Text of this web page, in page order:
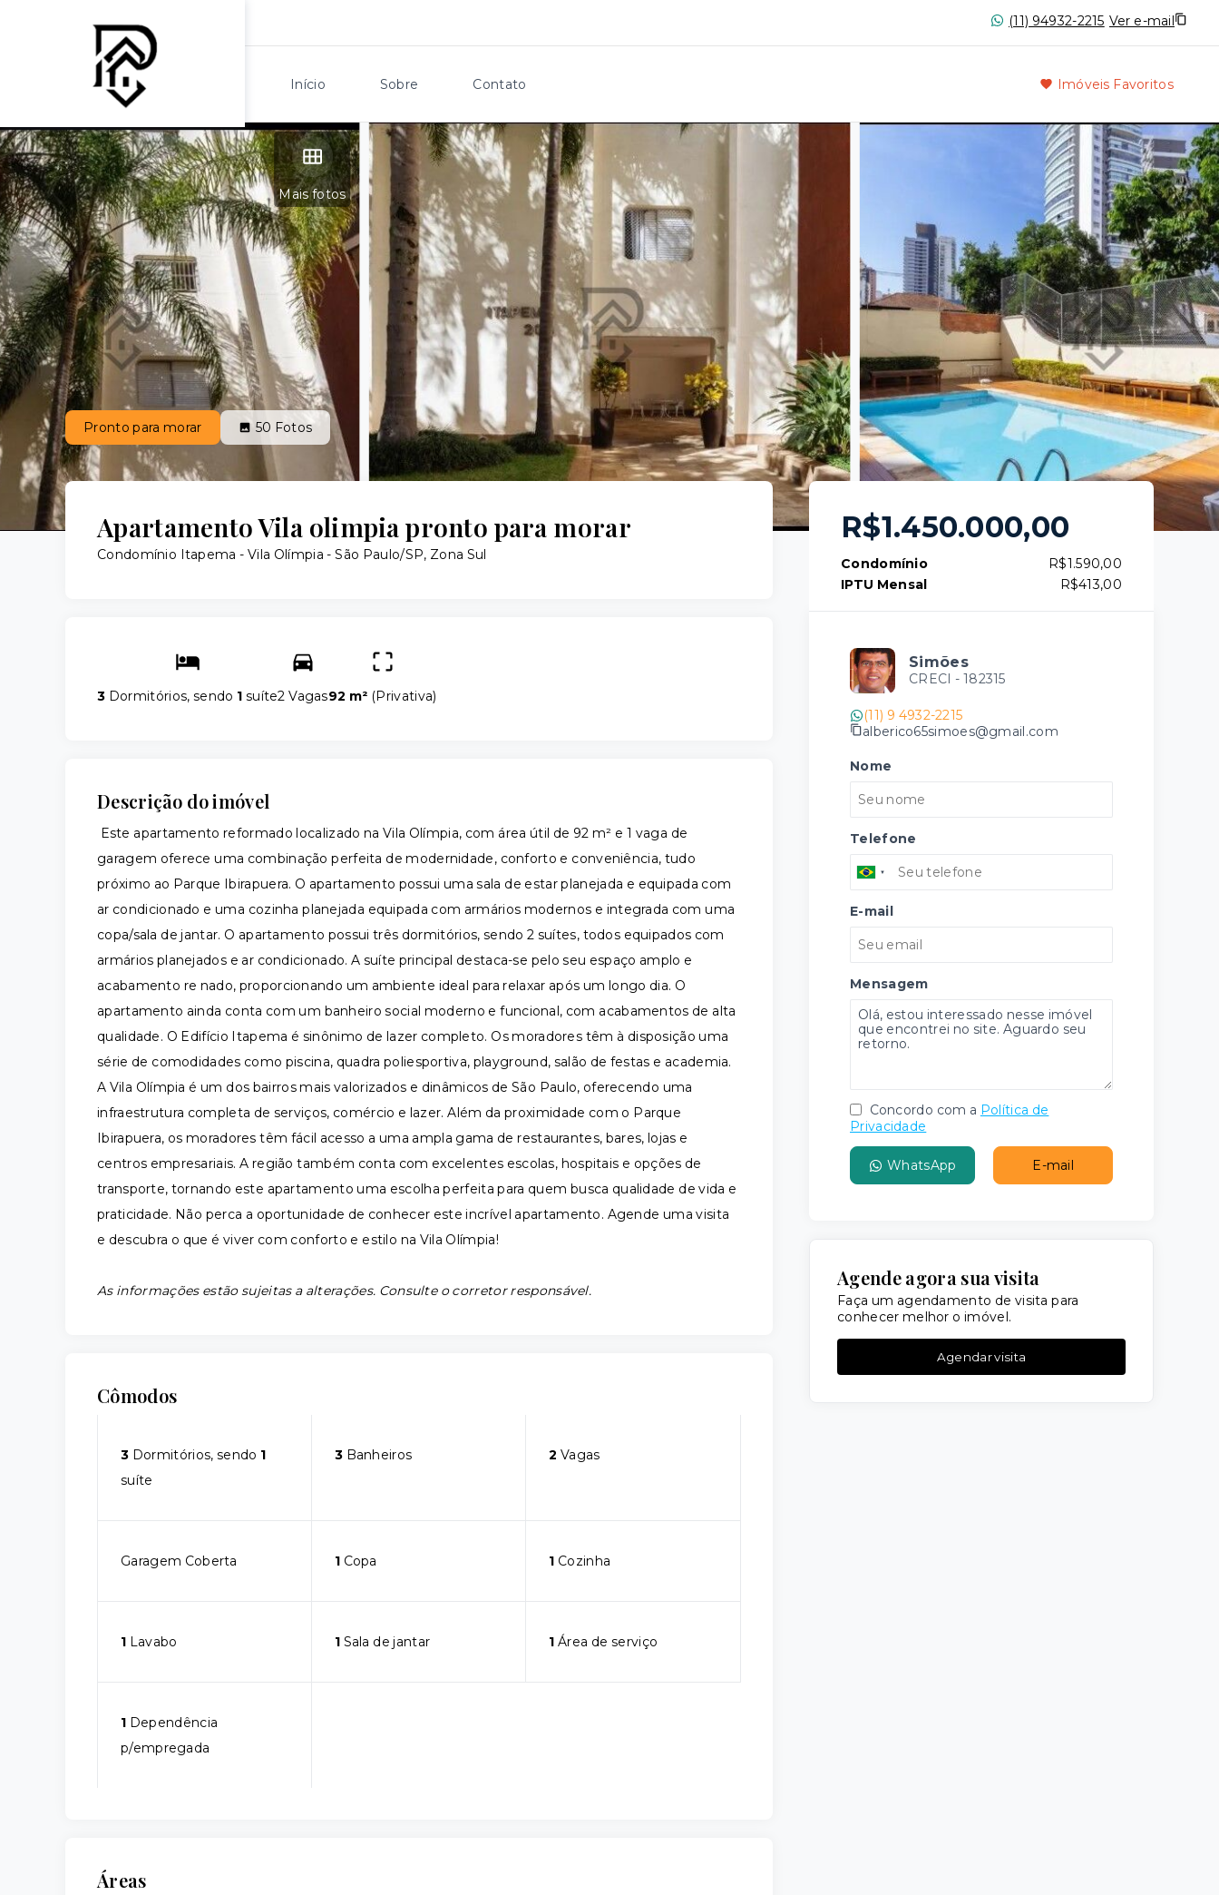
(11) 94932-2215 Ver e-mail
Início Sobre Contato Imóveis Favoritos
Mais fotos
Pronto para morar 50 Fotos
Apartamento Vila olimpia pronto para morar
Condomínio Itapema -Vila Olímpia - São Paulo/SP, Zona Sul
3 Dormitórios, sendo 1 suíte2 Vagas92 m² (Privativa)
Descrição do imóvel
Este apartamento reformado localizado na Vila Olímpia, com área útil de 92 m² e 1 vaga de
garagem oferece uma combinação perfeita de modernidade, conforto e conveniência, tudo
próximo ao Parque Ibirapuera. O apartamento possui uma sala de estar planejada e equipada com
ar condicionado e uma cozinha planejada equipada com armários modernos e integrada com uma
copa/sala de jantar. O apartamento possui três dormitórios, sendo 2 suítes, todos equipados com
armários planejados e ar condicionado. A suíte principal destaca-se pelo seu espaço amplo e
acabamento re nado, proporcionando um ambiente ideal para relaxar após um longo dia. O
apartamento ainda conta com um banheiro social moderno e funcional, com acabamentos de alta
qualidade. O Edifício Itapema é sinônimo de lazer completo. Os moradores têm à disposição uma
série de comodidades como piscina, quadra poliesportiva, playground, salão de festas e academia.
A Vila Olímpia é um dos bairros mais valorizados e dinâmicos de São Paulo, oferecendo uma
infraestrutura completa de serviços, comércio e lazer. Além da proximidade com o Parque
Ibirapuera, os moradores têm fácil acesso a uma ampla gama de restaurantes, bares, lojas e
centros empresariais. A região também conta com excelentes escolas, hospitais e opções de
transporte, tornando este apartamento uma escolha perfeita para quem busca qualidade de vida e
praticidade. Não perca a oportunidade de conhecer este incrível apartamento. Agende uma visita
e descubra o que é viver com conforto e estilo na Vila Olímpia!
As informações estão sujeitas a alterações. Consulte o corretor responsável.
Cômodos
3 Dormitórios, sendo 1
suíte
3Banheiros 2 Vagas
Garagem Coberta 1Copa 1 Cozinha
1 Lavabo 1Sala de jantar 1 Área de serviço
1 Dependência
p/empregada
Áreas
R$1.450.000,00
Condomínio
R$1.590,00
IPTU Mensal
R$413,00
Simões
CRECI - 182315
(11) 9 4932-2215
alberico65simoes@gmail.com
Nome
Telefone
E-mail
Mensagem
Concordo com a Política de
Privacidade
WhatsApp E-mail
Agende agora sua visita
Faça um agendamento de visita para
conhecer melhor o imóvel.
Agendar visita